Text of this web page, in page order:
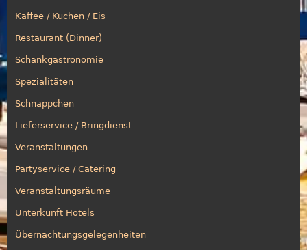
Kaffee / Kuchen / Eis
Restaurant (Dinner)
Schankgastronomie
Spezialitäten
Schnäppchen
Lieferservice / Bringdienst
Veranstaltungen
Partyservice / Catering
Veranstaltungsräume
Unterkunft Hotels
Übernachtungsgelegenheiten